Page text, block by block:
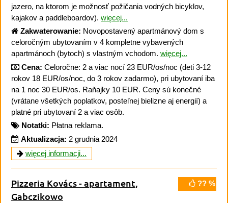
jazero, na ktorom je možnosť požičania vodných bicyklov,
kajakov a paddleboardov). więcej...
Zakwaterowanie: Novopostavený apartmánový dom s
celoročným ubytovaním v 4 kompletne vybavených
apartmánoch (bytoch) s vlastným vchodom. więcej...
Cena: Celoročne: 2 a viac nocí 23 EUR/os/noc (deti 3-12
rokov 18 EUR/os/noc, do 3 rokov zadarmo), pri ubytovaní iba
na 1 noc 30 EUR/os. Raňajky 10 EUR. Ceny sú konečné
(vrátane všetkých poplatkov, posteľnej bielizne aj energií) a
platné pri ubytovaní 2 a viac osôb.
Notatki: Płatna reklama.
Aktualizacja: 2 grudnia 2024
więcej informacji...
?? %
Pizzeria Kovács - apartament,
Gabczikowo